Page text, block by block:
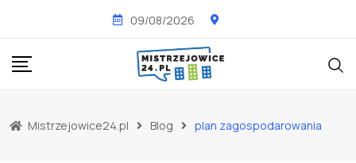
content
09/08/2026
Mistrzejowice24.pl Blog plan zagospodarowania